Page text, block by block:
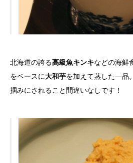
北海道の誇る高級魚キンキなどの海鮮
をベースに大和芋を加えて蒸した一品
掴みにされること間違いなしです！